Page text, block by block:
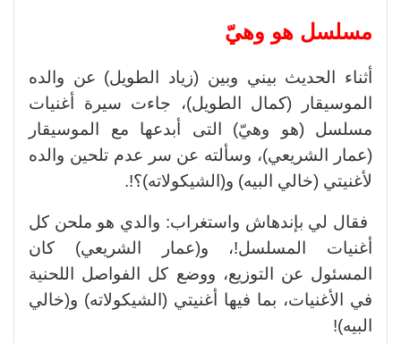
مسلسل هو وهيّ
أثناء الحديث بيني وبين (زياد الطويل) عن والده
الموسيقار (كمال الطويل)، جاءت سيرة أغنيات
مسلسل (هو وهيّ) التى أبدعها مع الموسيقار
(عمار الشريعي)، وسألته عن سر عدم تلحين والده
لأغنيتي (خالي البيه) و(الشيكولاته)؟!.
فقال لي بإندهاش واستغراب: والدي هو ملحن كل
أغنيات المسلسل!، و(عمار الشريعي) كان
المسئول عن التوزيع، ووضع كل الفواصل اللحنية
في الأغنيات، بما فيها أغنيتي (الشيكولاته) و(خالي
البيه)!